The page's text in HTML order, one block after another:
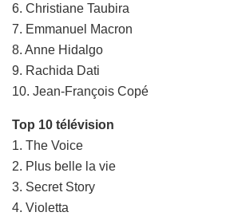
6. Christiane Taubira
7. Emmanuel Macron
8. Anne Hidalgo
9. Rachida Dati
10. Jean-François Copé
Top 10 télévision
1. The Voice
2. Plus belle la vie
3. Secret Story
4. Violetta